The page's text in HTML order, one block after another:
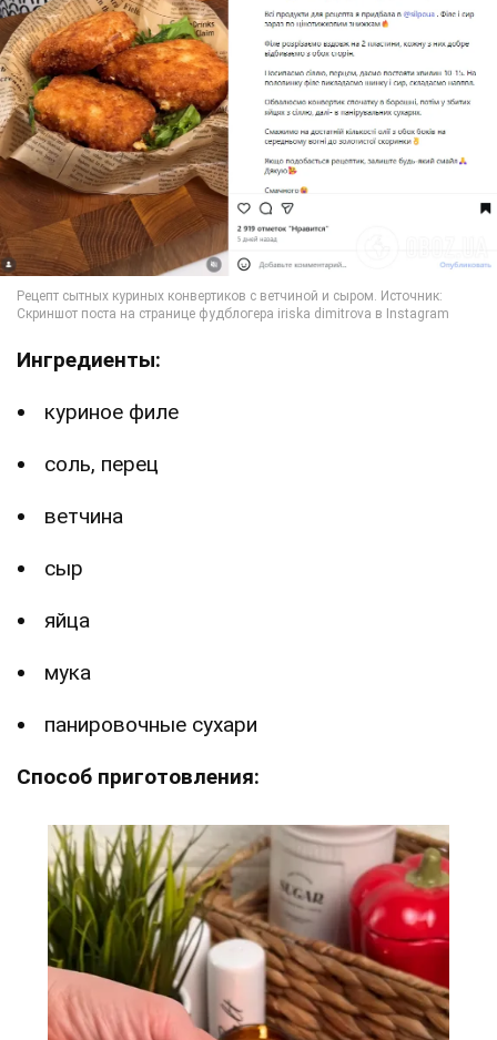
Ингредиенты:
куриное филе
соль, перец
ветчина
сыр
яйца
мука
панировочные сухари
Способ приготовления: